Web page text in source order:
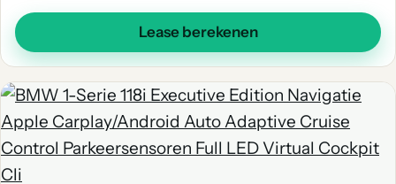
Lease berekenen